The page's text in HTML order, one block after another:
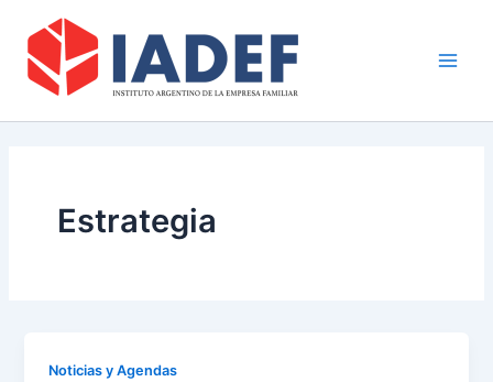
contenido
Estrategia
Noticias y Agendas